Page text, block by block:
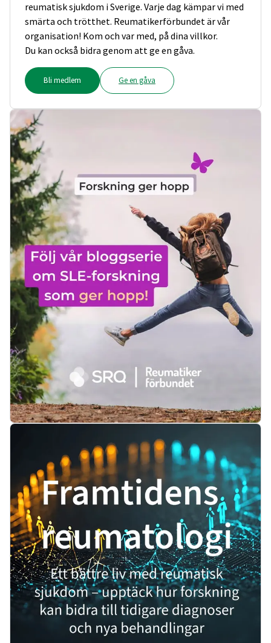
reumatisk sjukdom i Sverige. Varje dag kämpar vi med
smärta och trötthet. Reumatikerförbundet är vår
organisation! Kom och var med, på dina villkor.
Du kan också bidra genom att ge en gåva.
Bli medlem Ge en gåva